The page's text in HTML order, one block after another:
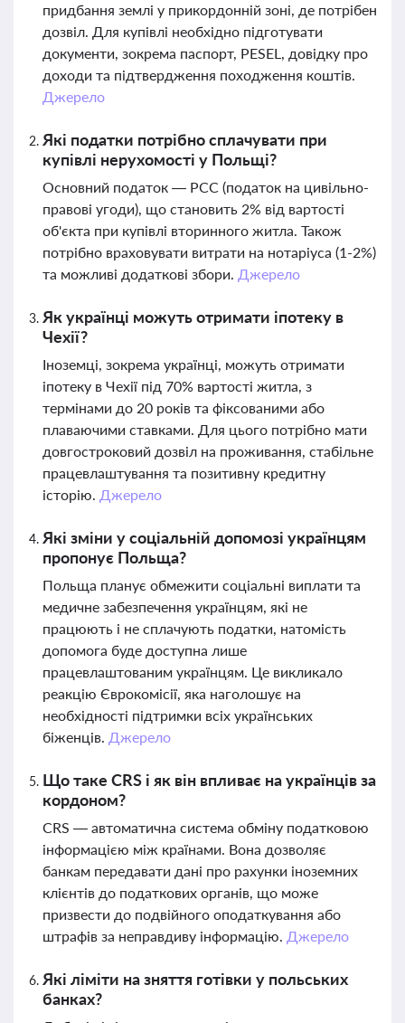
придбання землі у прикордонній зоні, де потрібен
дозвіл. Для купівлі необхідно підготувати
документи, зокрема паспорт, PESEL, довідку про
доходи та підтвердження походження коштів.
Джерело
Які податки потрібно сплачувати при
купівлі нерухомості у Польщі?
Основний податок — PCC (податок на цивільно-
правові угоди), що становить 2% від вартості
об'єкта при купівлі вторинного житла. Також
потрібно враховувати витрати на нотаріуса (1-2%)
та можливі додаткові збори. Джерело
Як українці можуть отримати іпотеку в
Чехії?
Іноземці, зокрема українці, можуть отримати
іпотеку в Чехії під 70% вартості житла, з
термінами до 20 років та фіксованими або
плаваючими ставками. Для цього потрібно мати
довгостроковий дозвіл на проживання, стабільне
працевлаштування та позитивну кредитну
історію. Джерело
Які зміни у соціальній допомозі українцям
пропонує Польща?
Польща планує обмежити соціальні виплати та
медичне забезпечення українцям, які не
працюють і не сплачують податки, натомість
допомога буде доступна лише
працевлаштованим українцям. Це викликало
реакцію Єврокомісії, яка наголошує на
необхідності підтримки всіх українських
біженців. Джерело
Що таке CRS і як він впливає на українців за
кордоном?
CRS — автоматична система обміну податковою
інформацією між країнами. Вона дозволяє
банкам передавати дані про рахунки іноземних
клієнтів до податкових органів, що може
призвести до подвійного оподаткування або
штрафів за неправдиву інформацію. Джерело
Які ліміти на зняття готівки у польських
банках?